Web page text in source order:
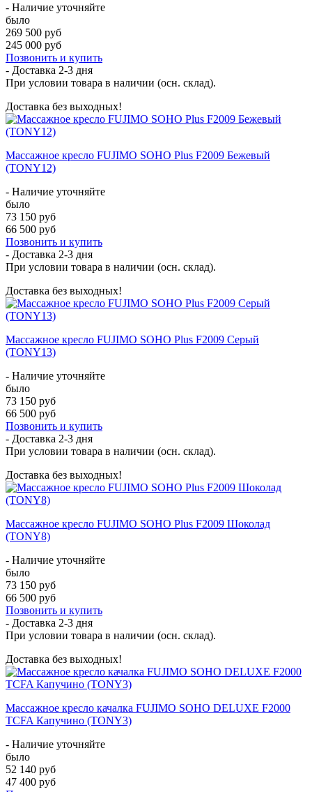
- Наличие уточняйте
было
269 500 руб
245 000 руб
Позвонить и купить
- Доставка 2-3 дня
При условии товара в наличии (осн. склад).
Доставка без выходных!
Массажное кресло FUJIMO SOHO Plus F2009 Бежевый
(TONY12)
- Наличие уточняйте
было
73 150 руб
66 500 руб
Позвонить и купить
- Доставка 2-3 дня
При условии товара в наличии (осн. склад).
Доставка без выходных!
Массажное кресло FUJIMO SOHO Plus F2009 Серый
(TONY13)
- Наличие уточняйте
было
73 150 руб
66 500 руб
Позвонить и купить
- Доставка 2-3 дня
При условии товара в наличии (осн. склад).
Доставка без выходных!
Массажное кресло FUJIMO SOHO Plus F2009 Шоколад
(TONY8)
- Наличие уточняйте
было
73 150 руб
66 500 руб
Позвонить и купить
- Доставка 2-3 дня
При условии товара в наличии (осн. склад).
Доставка без выходных!
Массажное кресло качалка FUJIMO SOHO DELUXE F2000
TCFA Капучино (TONY3)
- Наличие уточняйте
было
52 140 руб
47 400 руб